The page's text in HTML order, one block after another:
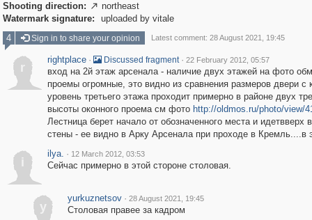
Shooting direction:  northeast
Watermark signature:
uploaded by vitale
4
Sign in to share your opinion Latest comment: 28 August 2021, 19:45
r
rightplace · Discussed fragment · 22 February 2012, 05:57
вход на 2й этаж арсенала - наличие двух этажей на фото
проемы огромные, это видно из сравнения размеров двери с
уровень третьего этажа проходит примерно в районе двух
высоты оконного проема см фото http://oldmos.ru/photo/view/
Лестница берет начало от обозначенного места и идетвверх
стены - ее видно в Арку Арсенала при проходе в Кремль....в
i
ilya. · 12 March 2012, 03:53
Сейчас примерно в этой стороне столовая.
y
yurkuznetsov · 28 August 2021, 19:45
Столовая правее за кадром